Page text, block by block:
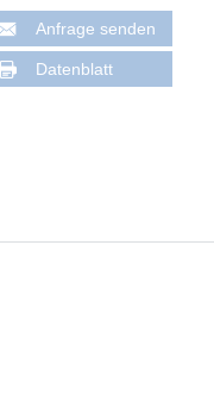
Anfrage senden
Datenblatt